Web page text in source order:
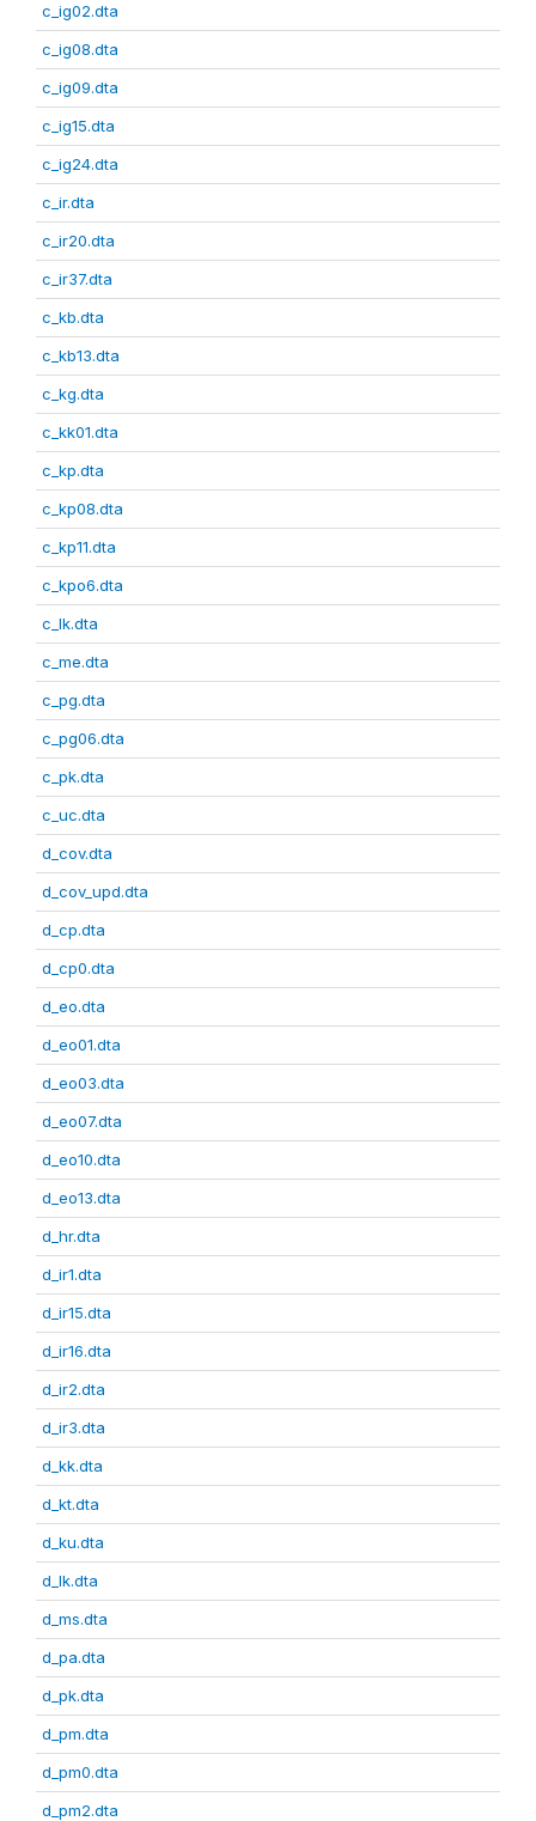
c_ig02.dta
c_ig08.dta
c_ig09.dta
c_ig15.dta
c_ig24.dta
c_ir.dta
c_ir20.dta
c_ir37.dta
c_kb.dta
c_kb13.dta
c_kg.dta
c_kk01.dta
c_kp.dta
c_kp08.dta
c_kp11.dta
c_kpo6.dta
c_lk.dta
c_me.dta
c_pg.dta
c_pg06.dta
c_pk.dta
c_uc.dta
d_cov.dta
d_cov_upd.dta
d_cp.dta
d_cp0.dta
d_eo.dta
d_eo01.dta
d_eo03.dta
d_eo07.dta
d_eo10.dta
d_eo13.dta
d_hr.dta
d_ir1.dta
d_ir15.dta
d_ir16.dta
d_ir2.dta
d_ir3.dta
d_kk.dta
d_kt.dta
d_ku.dta
d_lk.dta
d_ms.dta
d_pa.dta
d_pk.dta
d_pm.dta
d_pm0.dta
d_pm2.dta